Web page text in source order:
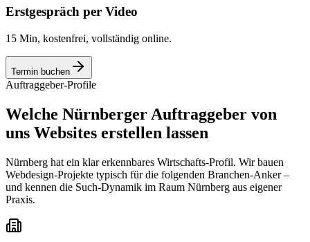
Erstgespräch per Video
15 Min, kostenfrei, vollständig online.
Termin buchen
Auftraggeber-Profile
Welche Nürnberger Auftraggeber von
uns Websites erstellen lassen
Nürnberg hat ein klar erkennbares Wirtschafts-Profil. Wir bauen
Webdesign-Projekte typisch für die folgenden Branchen-Anker –
und kennen die Such-Dynamik im Raum Nürnberg aus eigener
Praxis.